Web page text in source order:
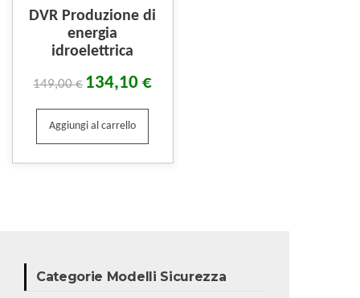
DVR Produzione di
energia
idroelettrica
149,00€ 134,10€
Aggiungi al carrello
Categorie Modelli Sicurezza